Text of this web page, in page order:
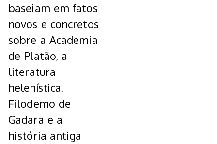
baseiam em fatos
novos e concretos
sobre a Academia
de Platão, a
literatura
helenística,
Filodemo de
Gadara e a
história antiga